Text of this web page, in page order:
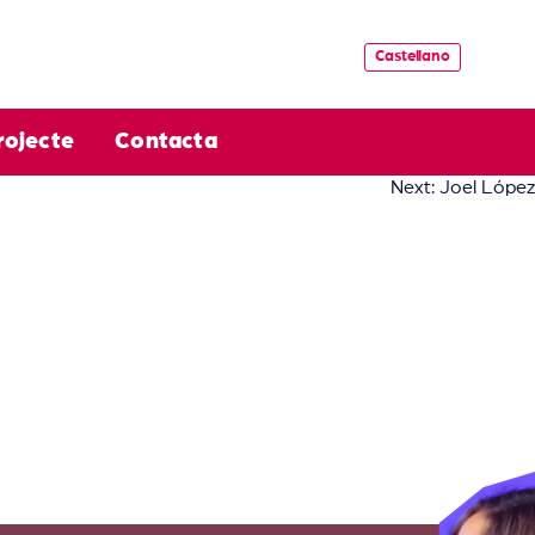
Castellano
Contacta
Next: Joel López